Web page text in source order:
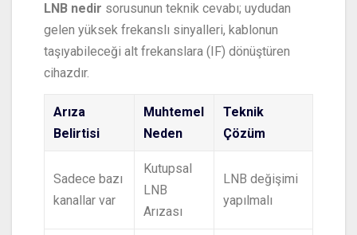
LNB nedir sorusunun teknik cevabı; uydudan
gelen yüksek frekanslı sinyalleri, kablonun
taşıyabileceği alt frekanslara (IF) dönüştüren
cihazdır.
Arıza
Belirtisi
Muhtemel
Neden
Teknik
Çözüm
Sadece bazı
kanallar var
Kutupsal
LNB
Arızası
LNB değişimi
yapılmalı